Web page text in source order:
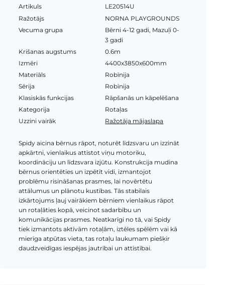
Artikuls
LE20514U
Ražotājs
NORNA PLAYGROUNDS
Vecuma grupa
Bērni 4-12 gadi, Mazuļi 0-
3 gadi
Krišanas augstums
0.6m
Izmēri
4400x3850x600mm
Materiāls
Robīnija
Sērija
Robīnija
Klasiskās funkcijas
Rāpšanās un kāpelēšana
Kategorija
Rotaļas
Uzzini vairāk
Ražotāja mājaslapa
Spidy aicina bērnus rāpot, noturēt līdzsvaru un izzināt
apkārtni, vienlaikus attīstot viņu motoriku,
koordināciju un līdzsvara izjūtu. Konstrukcija mudina
bērnus orientēties un izpētīt vidi, izmantojot
problēmu risināšanas prasmes, lai novērtētu
attālumus un plānotu kustības. Tās stabilais
izkārtojums ļauj vairākiem bērniem vienlaikus rāpot
un rotaļāties kopā, veicinot sadarbību un
komunikācijas prasmes. Neatkarīgi no tā, vai Spidy
tiek izmantots aktīvām rotaļām, iztēles spēlēm vai kā
mierīga atpūtas vieta, tas rotaļu laukumam piešķir
daudzveidīgas iespējas jautrībai un attīstībai.